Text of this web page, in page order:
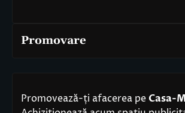
Promovare
Promovează-ți afacerea pe Casa-